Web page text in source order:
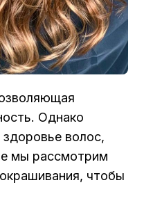
Однако
волос,
мы рассмотрим
чтобы